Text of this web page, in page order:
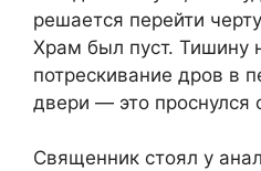
решается перейти
Храм был пуст. Тишину
потрескивание дров в
двери — это проснулся
Священник стоял у